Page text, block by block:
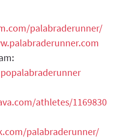
palabraderunner/
athletes/1169830
palabraderunner/